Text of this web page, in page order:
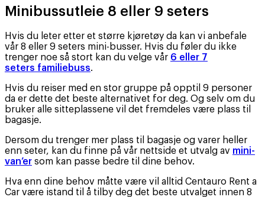
Minibussutleie 8 eller 9 seters
Hvis du leter etter et større kjøretøy da kan vi anbefale
vår 8 eller 9 seters mini-busser. Hvis du føler du ikke
trenger noe så stort kan du velge vår 6 eller 7
seters familiebuss.
Hvis du reiser med en stor gruppe på opptil 9 personer
da er dette det beste alternativet for deg. Og selv om du
bruker alle sitteplassene vil det fremdeles være plass til
bagasje.
Dersom du trenger mer plass til bagasje og varer heller
enn seter, kan du finne på vår nettside et utvalg av mini-
van’er som kan passe bedre til dine behov.
Hva enn dine behov måtte være vil alltid Centauro Rent a
Car være istand til å tilby deg det beste utvalget innen 8